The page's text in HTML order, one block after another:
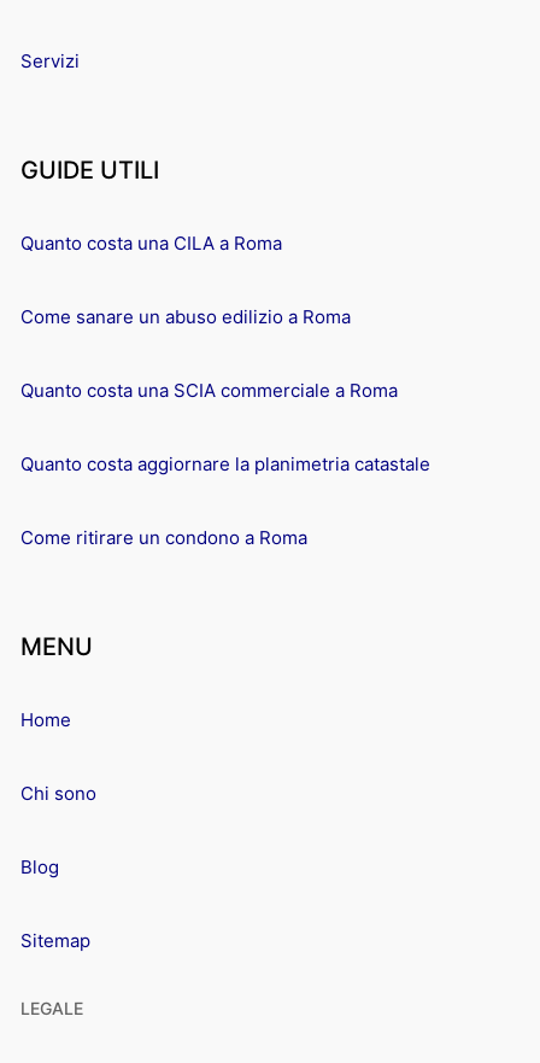
Servizi
GUIDE UTILI
Quanto costa una CILA a Roma
Come sanare un abuso edilizio a Roma
Quanto costa una SCIA commerciale a Roma
Quanto costa aggiornare la planimetria catastale
Come ritirare un condono a Roma
MENU
Home
Chi sono
Blog
Sitemap
LEGALE